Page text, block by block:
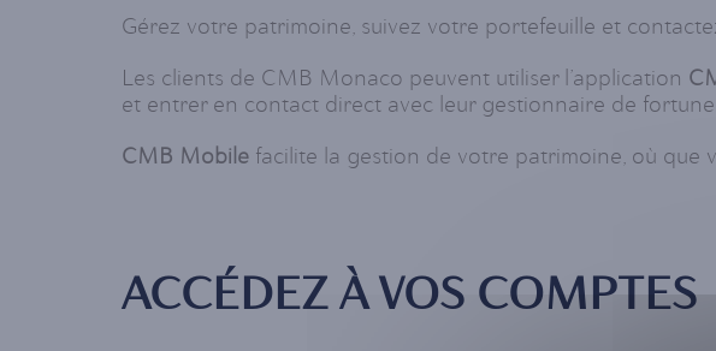
Gérez votre patrimoine, suivez votre portefeuille et
Les clients de CMB Monaco peuvent utiliser l’application
et entrer en contact direct avec leur gestionnaire de
CMB Mobilefacilite la gestion de votre patrimoine, où que
ACCÉDEZ À VOS COMPTES